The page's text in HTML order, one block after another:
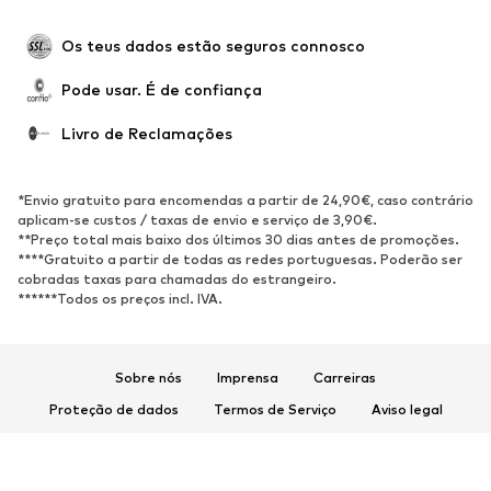
Upcycling
SAPATOS
Novidades
altos
Sandálias
Sapatos baixos
Sapatilhas de desporto
Sabrinas
Sapatos abertos
Os teus dados estão seguros connosco
Pode usar. É de confiança
Livro de Reclamações
*Envio gratuito para encomendas a partir de 24,90€, caso contrário
aplicam-se custos / taxas de envio e serviço de 3,90€.
**Preço total mais baixo dos últimos 30 dias antes de promoções.
****Gratuito a partir de todas as redes portuguesas. Poderão ser
cobradas taxas para chamadas do estrangeiro.
******Todos os preços incl. IVA.
Sobre nós Imprensa
Carreiras
Proteção de dados
Termos de Serviço
Aviso legal